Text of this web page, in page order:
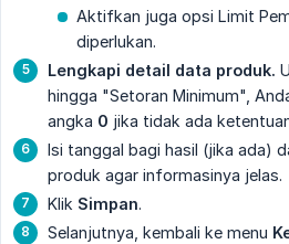
Aktifkan juga opsi Limit
diperlukan.
Lengkapi detail data produk.
hingga "Setoran Minimum",
angka 0 jika tidak ada
Isi tanggal bagi hasil (jika ada)
produk agar informasinya jelas.
Klik Simpan.
Selanjutnya, kembali ke menu